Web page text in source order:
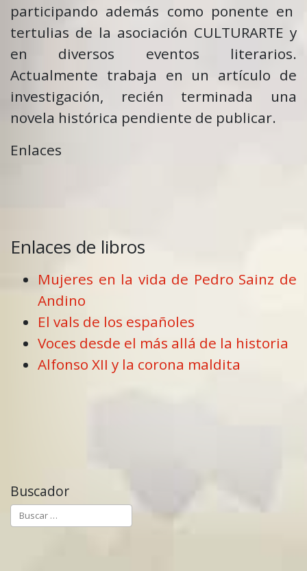
participando además como ponente en
tertulias de la asociación CULTURARTE y
en diversos eventos literarios.
Actualmente trabaja en un artículo de
investigación, recién terminada una
novela histórica pendiente de publicar.
Enlaces
Enlaces de libros
Mujeres en la vida de Pedro Sainz de
Andino
El vals de los españoles
Voces desde el más allá de la historia
Alfonso XII y la corona maldita
Buscador